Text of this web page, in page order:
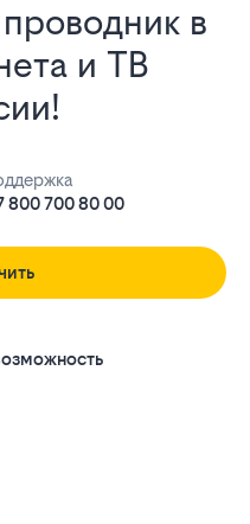
в
и ТВ
800 700 80 00